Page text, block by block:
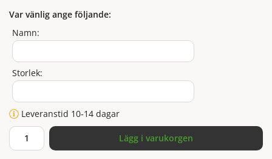
Var vänlig ange följande:
Namn:
Storlek:
Leveranstid 10-14 dagar
Lägg i varukorgen